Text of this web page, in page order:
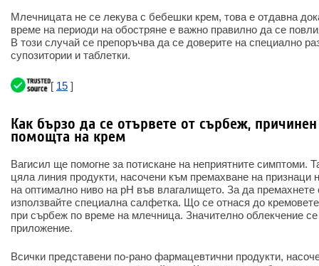
Млечницата не се лекува с бебешки крем, това е отдавна
време на периоди на обостряне е важно правилно да се
В този случай се препоръчва да се доверите на специално
супозитории и таблетки.
[ 15 ]
Как бързо да се отървете от сърбеж,
помощта на крем
Вагисил ще помогне за потискане на неприятните симптоми.
цяла линия продукти, насочени към премахване на признаци
на оптимално ниво на pH във влагалището. За да
използвайте специална салфетка. Що се отнася до
при сърбеж по време на млечница. Значително облекчение
приложение.
Всички представени по-рано фармацевтични продукти,